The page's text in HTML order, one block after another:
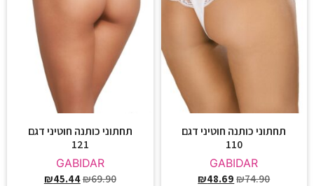
תחתוני כותנה חוטיני דגם
110
GABIDAR
₪74.90
₪48.69
תחתוני כותנה חוטיני דגם
121
GABIDAR
₪69.90
₪45.44